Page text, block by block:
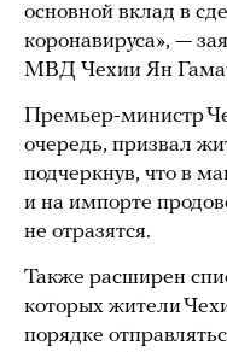
основной вклад в
коронавируса», —
МВД Чехии Ян
Премьер-министр
очередь, призвал
подчеркнув, что в
и на импорте
не отразятся.
Также расширен
которых жители
порядке